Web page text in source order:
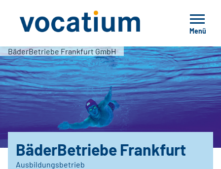
Menü
BäderBetriebe Frankfurt GmbH
BäderBetriebe Frankfurt
Ausbildungsbetrieb